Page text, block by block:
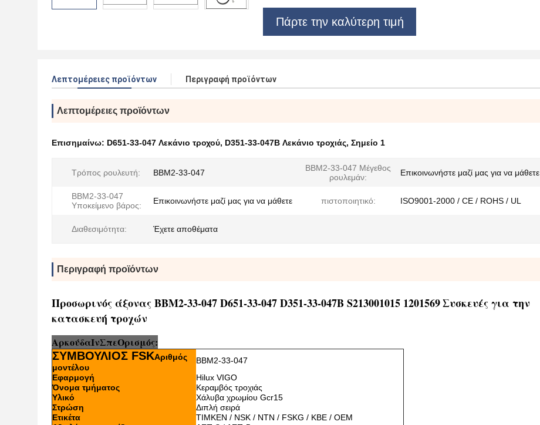
Πάρτε την καλύτερη τιμή
Λεπτομέρειες προϊόντων Περιγραφή προϊόντων
Λεπτομέρειες προϊόντων
Επισημαίνω: D651-33-047 Λεκάνιο τροχού, D351-33-047B Λεκάνιο τροχιάς, Σημείο 1
Τρόπος ρουλευτή: BBM2-33-047
BBM2-33-047 Μέγεθος
ρουλεμάν:
Επικοινωνήστε μαζί μας για να μάθετε
BBM2-33-047
Υποκείμενο βάρος:
Επικοινωνήστε μαζί μας για να μάθετε πιστοποιητικό: ISO9001-2000 / CE / ROHS / UL
Διαθεσιμότητα: Έχετε αποθέματα
Περιγραφή προϊόντων
Προσωρινός άξονας BBM2-33-047 D651-33-047 D351-33-047B S213001015 1201569Συσκευές για την
κατασκευή τροχών
ΑρκούδαΙνΣπεΟρισμός:
ΣΥΜΒΟΥΛΙΟΣ FSKΑριθμός
μοντέλου
BBM2-33-047
Εφαρμογή
Hilux VIGO
Όνομα τμήματος
Κεραμβός τροχιάς
Υλικό
Χάλυβα χρωμίου Gcr15
Στρώση
Διπλή σειρά
Ετικέτα
TIMKEN / NSK / NTN / FSKG / KBE / OEM